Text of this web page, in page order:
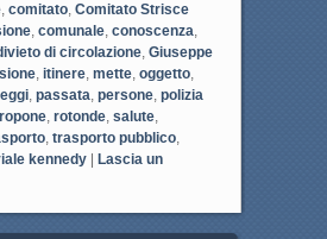
, comitato, Comitato Strisce
, comunale, conoscenza,
di circolazione, Giuseppe
, itinere, mette, oggetto,
, passata, persone, polizia
, rotonde, salute,
, trasporto pubblico,
kennedy
Lascia un